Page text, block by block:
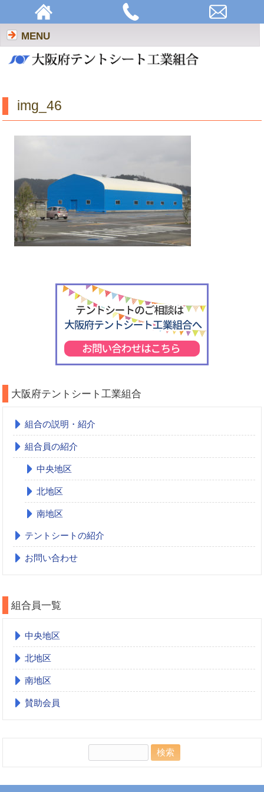
MENU
img_46
大阪府テントシート工業組合
組合の説明・紹介
組合員の紹介
中央地区
北地区
南地区
テントシートの紹介
お問い合わせ
組合員一覧
中央地区
北地区
南地区
賛助会員